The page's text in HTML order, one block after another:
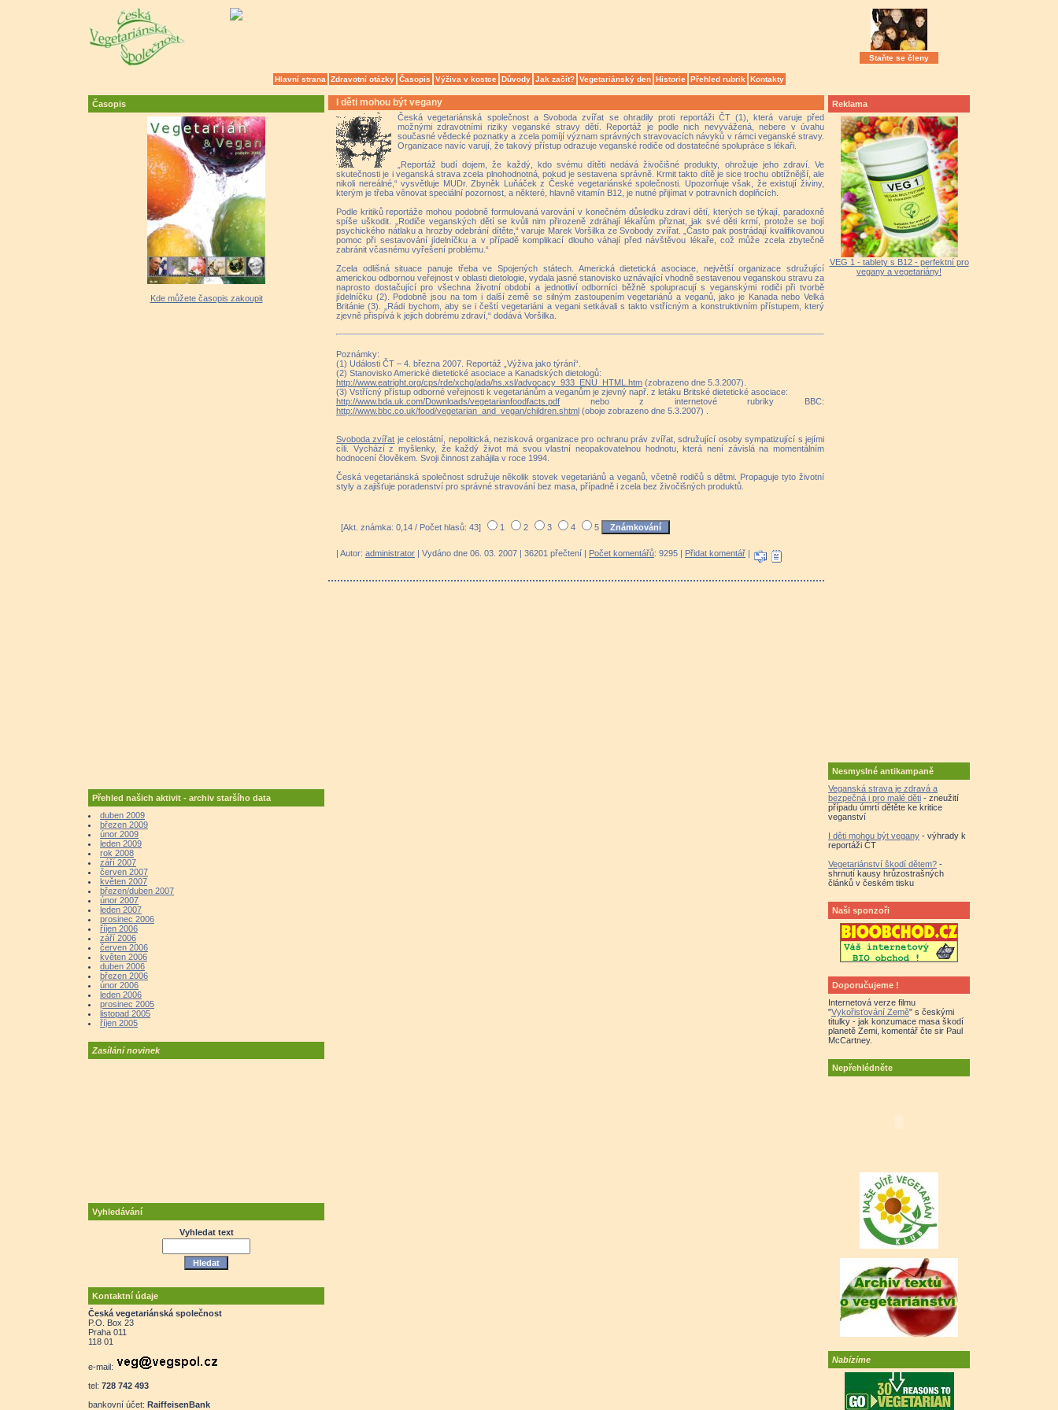
Staňte se členy
Hlavní strana Zdravotní otázky Časopis Výživa v kostce Důvody Jak začít? Vegetariánský den Historie Přehled rubrik Kontakty
Časopis
Kde můžete časopis zakoupit
Přehled našich aktivit - archiv staršího data
duben 2009
březen 2009
únor 2009
leden 2009
rok 2008
září 2007
červen 2007
květen 2007
březen/duben 2007
únor 2007
leden 2007
prosinec 2006
říjen 2006
září 2006
červen 2006
květen 2006
duben 2006
březen 2006
únor 2006
leden 2006
prosinec 2005
listopad 2005
říjen 2005
Zasílání novinek
Vyhledávání
Vyhledat text
Kontaktní údaje
Česká vegetariánská společnost
P.O. Box 23
Praha 011
118 01
e-mail:
tel: 728 742 493
bankovní účet: RaiffeisenBank
I děti mohou být vegany
Česká vegetariánská společnost a Svoboda zvířat se ohradily proti reportáži ČT (1), která varuje před
možnými zdravotními riziky veganské stravy dětí. Reportáž je podle nich nevyvážená, nebere v úvahu
současné vědecké poznatky a zcela pomíjí význam správných stravovacích návyků v rámci veganské stravy.
Organizace navíc varují, že takový přístup odrazuje veganské rodiče od dostatečné spolupráce s lékaři.
„Reportáž budí dojem, že každý, kdo svému dítěti nedává živočišné produkty, ohrožuje jeho zdraví. Ve
skutečnosti je i veganská strava zcela plnohodnotná, pokud je sestavena správně. Krmit takto dítě je sice trochu obtížnější, ale
nikoli nereálné,“ vysvětluje MUDr. Zbyněk Luňáček z České vegetariánské společnosti. Upozorňuje však, že existují živiny,
kterým je třeba věnovat speciální pozornost, a některé, hlavně vitamín B12, je nutné přijímat v potravních doplňcích.
Podle kritiků reportáže mohou podobně formulovaná varování v konečném důsledku zdraví dětí, kterých se týkají, paradoxně
spíše uškodit. „Rodiče veganských dětí se kvůli nim přirozeně zdráhají lékařům přiznat, jak své děti krmí, protože se bojí
psychického nátlaku a hrozby odebrání dítěte,“ varuje Marek Voršilka ze Svobody zvířat. „Často pak postrádají kvalifikovanou
pomoc při sestavování jídelníčku a v případě komplikací dlouho váhají před návštěvou lékaře, což může zcela zbytečně
zabránit včasnému vyřešení problému.“
Zcela odlišná situace panuje třeba ve Spojených státech. Americká dietetická asociace, největší organizace sdružující
americkou odbornou veřejnost v oblasti dietologie, vydala jasné stanovisko uznávající vhodně sestavenou veganskou stravu za
naprosto dostačující pro všechna životní období a jednotliví odborníci běžně spolupracují s veganskými rodiči při tvorbě
jídelníčku (2). Podobně jsou na tom i další země se silným zastoupením vegetariánů a veganů, jako je Kanada nebo Velká
Británie (3). „Rádi bychom, aby se i čeští vegetariáni a vegani setkávali s takto vstřícným a konstruktivním přístupem, který
zjevně přispívá k jejich dobrému zdraví,“ dodává Voršilka.
Poznámky:
(1) Události ČT – 4. března 2007. Reportáž „Výživa jako týrání“.
(2) Stanovisko Americké dietetické asociace a Kanadských dietologů:
http://www.eatright.org/cps/rde/xchg/ada/hs.xsl/advocacy_933_ENU_HTML.htm (zobrazeno dne 5.3.2007).
(3) Vstřícný přístup odborné veřejnosti k vegetariánům a veganům je zjevný např. z letáku Britské dietetické asociace:
http://www.bda.uk.com/Downloads/vegetarianfoodfacts.pdf nebo z internetové rubriky BBC:
http://www.bbc.co.uk/food/vegetarian_and_vegan/children.shtml (oboje zobrazeno dne 5.3.2007) .
Svoboda zvířat je celostátní, nepolitická, nezisková organizace pro ochranu práv zvířat, sdružující osoby sympatizující s jejími
cíli. Vychází z myšlenky, že každý život má svou vlastní neopakovatelnou hodnotu, která není závislá na momentálním
hodnocení člověkem. Svoji činnost zahájila v roce 1994.
Česká vegetariánská společnost sdružuje několik stovek vegetariánů a veganů, včetně rodičů s dětmi. Propaguje tyto životní
styly a zajišťuje poradenství pro správné stravování bez masa, případně i zcela bez živočišných produktů.
[Akt. známka: 0,14 / Počet hlasů: 43] 1 2 3 4 5
| Autor: administrator | Vydáno dne 06. 03. 2007 | 36201 přečtení | Počet komentářů: 9295 | Přidat komentář |
Reklama
VEG 1 - tablety s B12 - perfektní pro
vegany a vegetariány!
Nesmyslné antikampaně
Veganská strava je zdravá a
bezpečná i pro malé děti - zneužití
případu úmrtí dětěte ke kritice
veganství
I děti mohou být vegany - výhrady k
reportáži ČT
Vegetariánství škodí dětem? -
shrnutí kausy hrůzostrašných
článků v českém tisku
Naši sponzoři
Doporučujeme !
Internetová verze filmu
"Vykořisťování Země" s českými
titulky - jak konzumace masa škodí
planetě Zemi, komentář čte sir Paul
McCartney.
Nepřehlédněte
Nabízíme